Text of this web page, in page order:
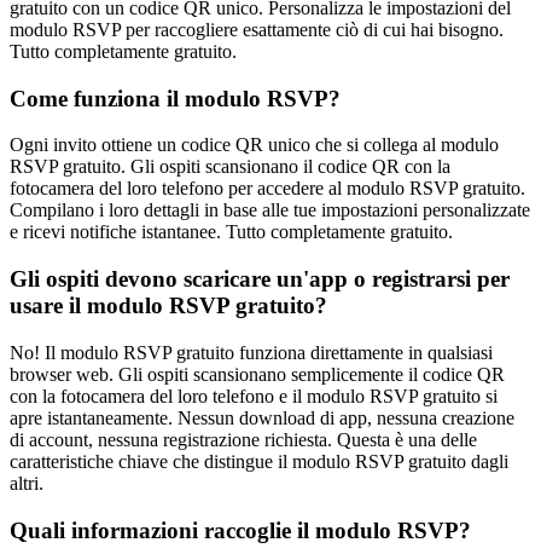
gratuito con un codice QR unico. Personalizza le impostazioni del
modulo RSVP per raccogliere esattamente ciò di cui hai bisogno.
Tutto completamente gratuito.
Come funziona il modulo RSVP?
Ogni invito ottiene un codice QR unico che si collega al modulo
RSVP gratuito. Gli ospiti scansionano il codice QR con la
fotocamera del loro telefono per accedere al modulo RSVP gratuito.
Compilano i loro dettagli in base alle tue impostazioni personalizzate
e ricevi notifiche istantanee. Tutto completamente gratuito.
Gli ospiti devono scaricare un'app o registrarsi per
usare il modulo RSVP gratuito?
No! Il modulo RSVP gratuito funziona direttamente in qualsiasi
browser web. Gli ospiti scansionano semplicemente il codice QR
con la fotocamera del loro telefono e il modulo RSVP gratuito si
apre istantaneamente. Nessun download di app, nessuna creazione
di account, nessuna registrazione richiesta. Questa è una delle
caratteristiche chiave che distingue il modulo RSVP gratuito dagli
altri.
Quali informazioni raccoglie il modulo RSVP?